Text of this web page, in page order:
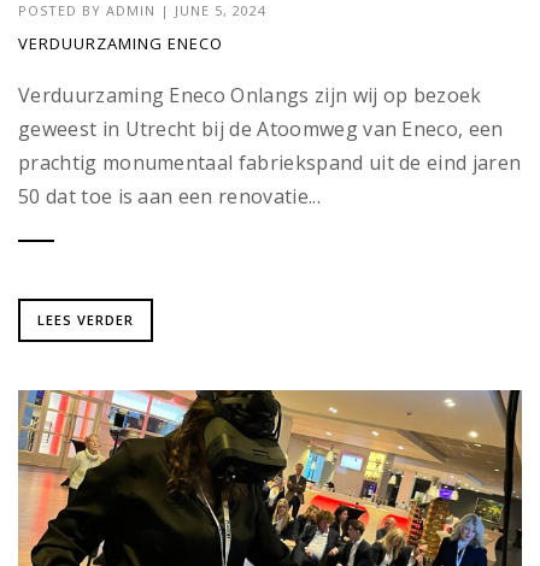
POSTED BY ADMIN | JUNE 5, 2024
VERDUURZAMING ENECO
Verduurzaming Eneco Onlangs zijn wij op bezoek
geweest in Utrecht bij de Atoomweg van Eneco, een
prachtig monumentaal fabriekspand uit de eind jaren
50 dat toe is aan een renovatie...
LEES VERDER